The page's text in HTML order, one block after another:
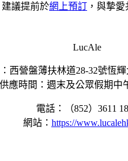
議提前於網上預訂 ，與摯
LucAle
⻄營盤薄扶林道28-32號恆
應時間：週末及公眾假期中
電話：（852）3611
網站： https://